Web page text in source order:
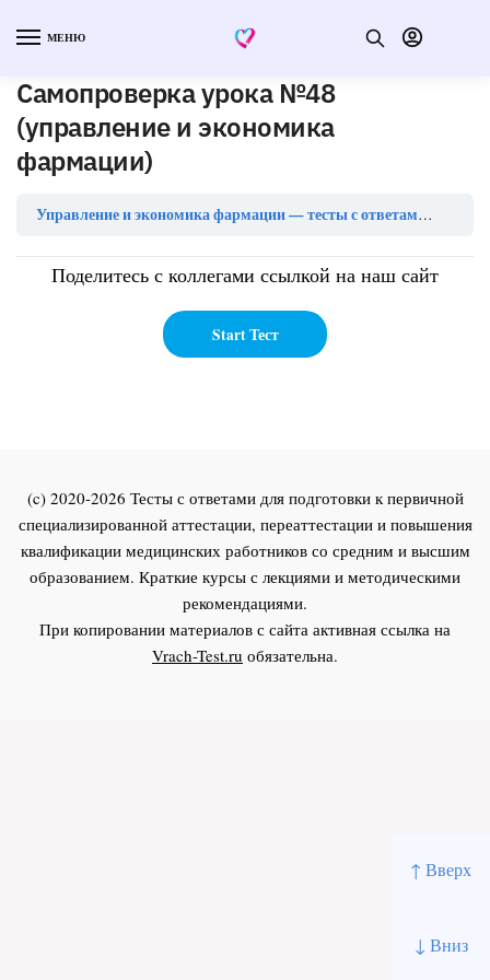
↑ Вверх
↓ Вниз
МЕНЮ
Самопроверка урока №48
(управление и экономика
фармации)
Управление и экономика фармации — тесты с ответами
Поделитесь с коллегами ссылкой на наш сайт
(c) 2020-2026 Тесты с ответами для подготовки к первичной
специализированной аттестации, переаттестации и повышения
квалификации медицинских работников со средним и высшим
образованием. Краткие курсы с лекциями и методическими
рекомендациями.
При копировании материалов с сайта активная ссылка на
Vrach-Test.ru обязательна.